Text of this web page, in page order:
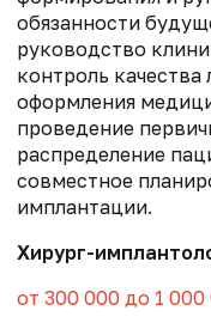
обязанности
руководство
контроль качества
оформления
проведение
распределение
совместное
имплантации.
Хирург-
от 300 000 до 1